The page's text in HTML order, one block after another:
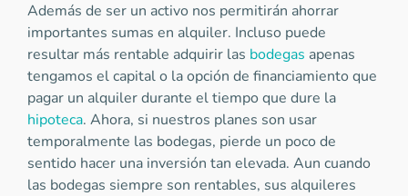
Además de ser un activo nos permitirán ahorrar
importantes sumas en alquiler. Incluso puede
resultar más rentable adquirir las bodegas apenas
tengamos el capital o la opción de financiamiento que
pagar un alquiler durante el tiempo que dure la
hipoteca. Ahora, si nuestros planes son usar
temporalmente las bodegas, pierde un poco de
sentido hacer una inversión tan elevada. Aun cuando
las bodegas siempre son rentables, sus alquileres